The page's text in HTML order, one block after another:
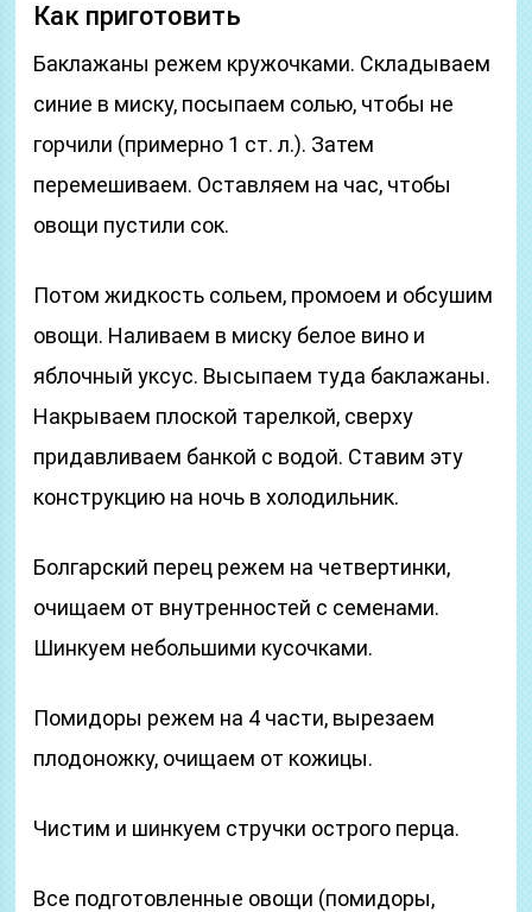
Как приготовить
Баклажаны режем кружочками. Складываем
синие в миску, посыпаем солью, чтобы не
горчили (примерно 1 ст. л.). Затем
перемешиваем. Оставляем на час, чтобы
овощи пустили сок.
Потом жидкость сольем, промоем и обсушим
овощи. Наливаем в миску белое вино и
яблочный уксус. Высыпаем туда баклажаны.
Накрываем плоской тарелкой, сверху
придавливаем банкой с водой. Ставим эту
конструкцию на ночь в холодильник.
Болгарский перец режем на четвертинки,
очищаем от внутренностей с семенами.
Шинкуем небольшими кусочками.
Помидоры режем на 4 части, вырезаем
плодоножку, очищаем от кожицы.
Чистим и шинкуем стручки острого перца.
Все подготовленные овощи (помидоры,